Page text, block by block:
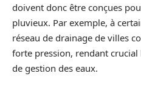
doivent donc être conçues
pluvieux. Par exemple, à
réseau de drainage de villes
forte pression, rendant crucial
de gestion des eaux.